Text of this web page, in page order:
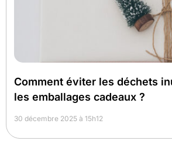
Comment éviter les déchets
les emballages cadeaux ?
30 décembre 2025 à 15h12